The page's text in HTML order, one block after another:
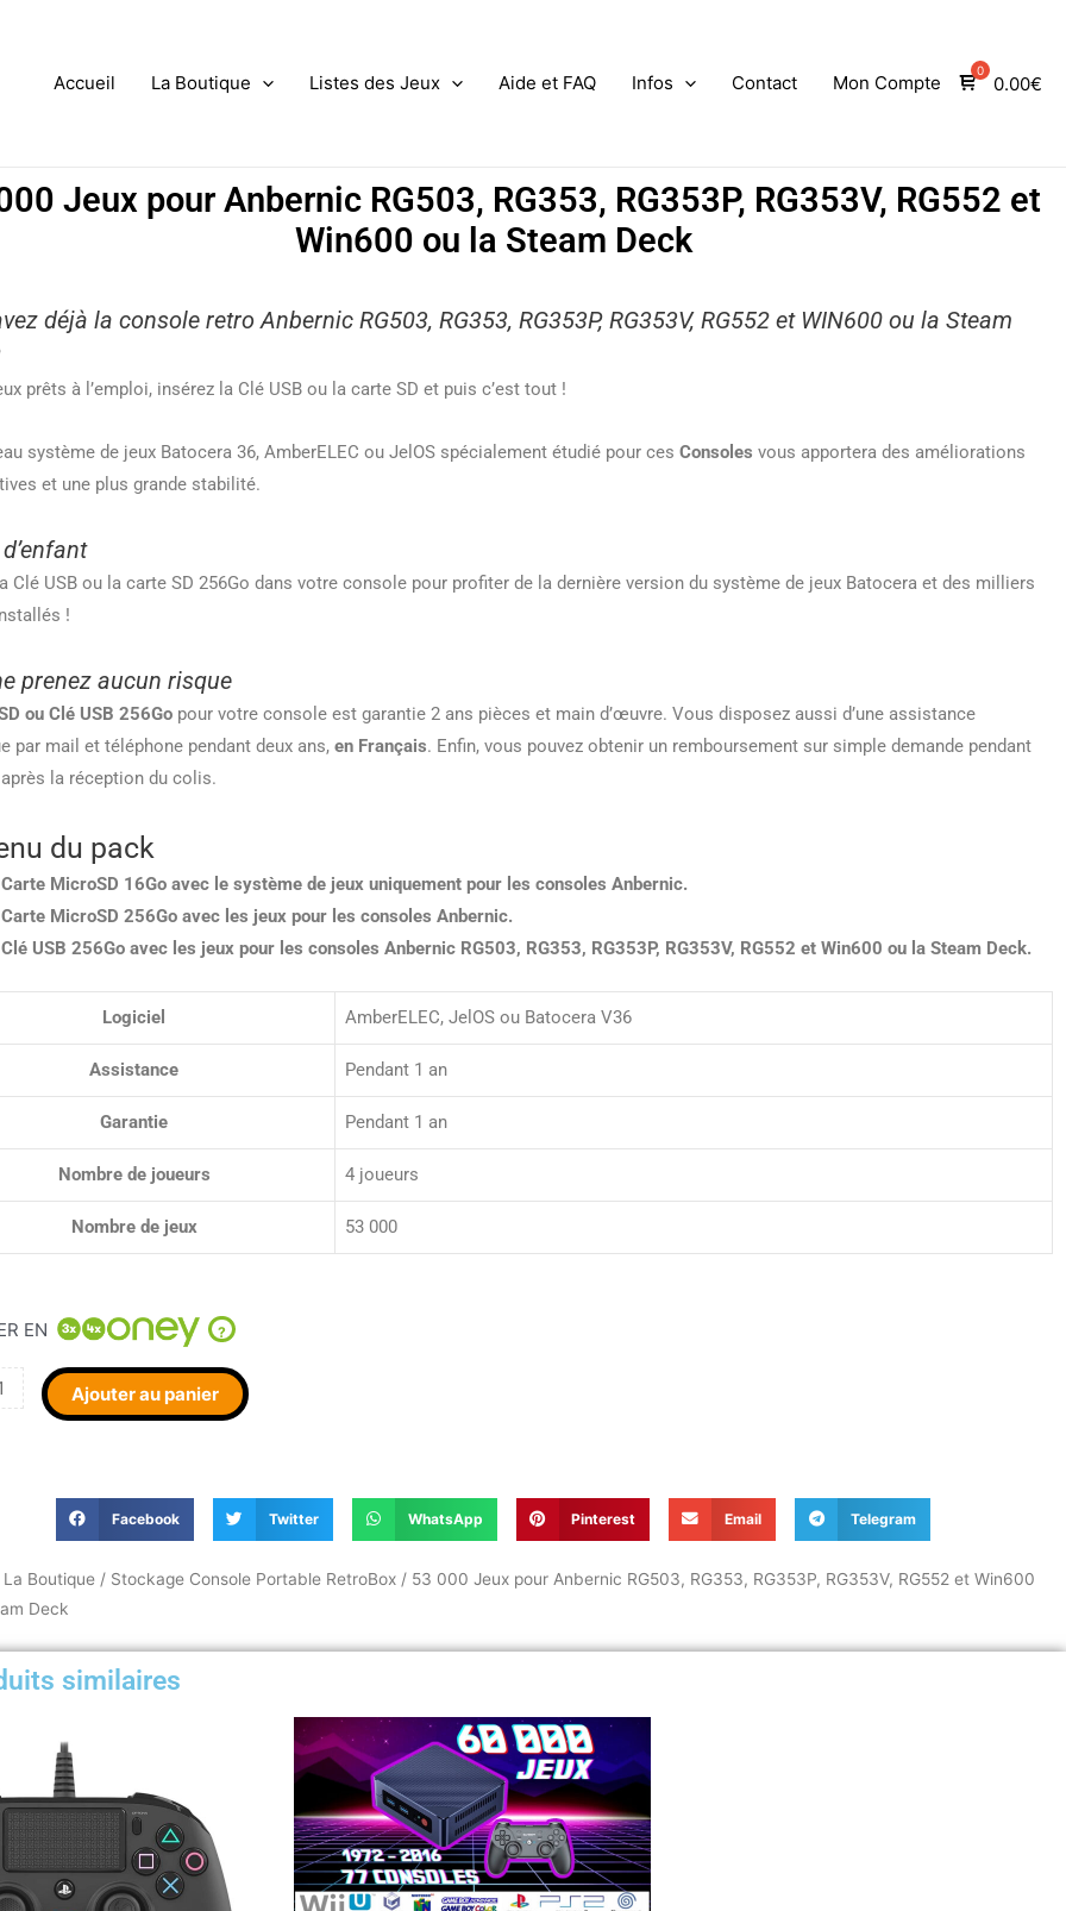
Accueil La Boutique Listes des Jeux Aide et FAQ Infos Contact Mon Compte 0.00€
Jeux pour Anbernic RG503, RG353, RG353P, RG353V, RG552 et
Win600 ou la Steam Deck
déjà la console retro Anbernic RG503, RG353, RG353P, RG353V, RG552 et WIN600 ou la Steam
prêts à l’emploi, insérez la Clé USB ou la carte SD et puis c’est tout !
système de jeux Batocera 36, AmberELEC ou JelOS spécialement étudié pour cesConsolesvous apportera des améliorations
et une plus grande stabilité.
Clé USB ou la carte SD 256Go dans votre console pour profiter de la dernière version du système de jeux Batocera et des milliers
!
prenez aucun risque
ou Clé USB 256Go pour votre console est garantie 2 ans pièces et main d’œuvre. Vous disposez aussi d’une assistance
par mail et téléphone pendant deux ans,en Français. Enfin, vous pouvez obtenir un remboursement sur simple demande pendant
la réception du colis.
du pack
MicroSD 16Go avec le système de jeux uniquement pour les consoles Anbernic.
MicroSD 256Go avec les jeux pour les consoles Anbernic.
USB 256Go avec les jeux pour les consoles Anbernic RG503, RG353, RG353P, RG353V, RG552 et Win600 ou la Steam Deck.
Logiciel AmberELEC, JelOS ou Batocera V36
Assistance Pendant 1 an
Garantie Pendant 1 an
Nombre de joueurs 4 joueurs
Nombre de jeux 53 000
EN ?
Ajouter au panier
Facebook Twitter WhatsApp Pinterest Email Telegram
La Boutique / Stockage Console Portable RetroBox / 53 000 Jeux pour Anbernic RG503, RG353, RG353P, RG353V, RG552 et Win600
Deck
similaires